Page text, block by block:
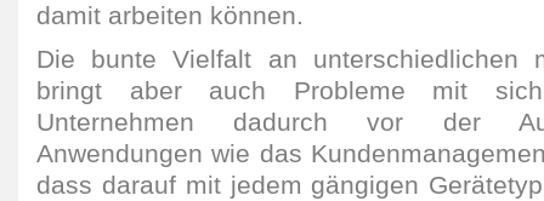
damit arbeiten können.
Die bunte Vielfalt an unterschiedlichen
bringt aber auch Probleme mit
Unternehmen dadurch vor der
Anwendungen wie das
dass darauf mit jedem gängigen